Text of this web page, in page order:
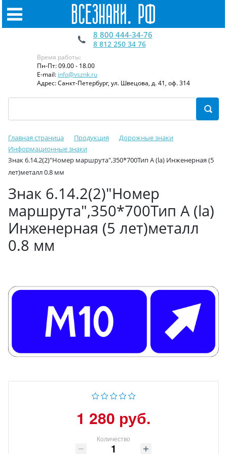
8 800 444-34-76
8 812 250 34 76
Время работы:
Пн-Пт: 09.00 - 18.00
E-mail: info@vsznk.ru
Адрес: Санкт-Петербург, ул. Швецова, д. 41, оф. 314
Главная страница Продукция
Дорожные знаки
Информационные знаки
Знак 6.14.2(2)"Номер маршрута",350*700Тип А (la) Инженерная (5
лет)металл 0.8 мм
Знак 6.14.2(2)"Номер
маршрута",350*700Тип А (la)
Инженерная (5 лет)металл
0.8 мм
1 280 руб.
Количество